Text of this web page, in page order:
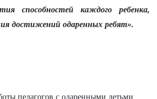
способностей каждого ребенка,
достижений одаренных ребят».
педагогов с одаренными детьми.